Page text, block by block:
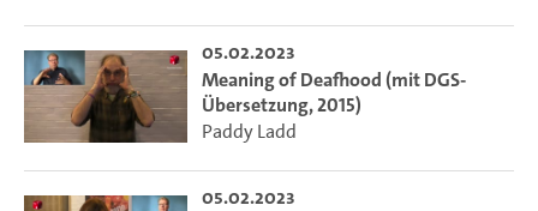
05.02.2023
Meaning of Deafhood (mit DGS-
Übersetzung, 2015)
Paddy Ladd
05.02.2023